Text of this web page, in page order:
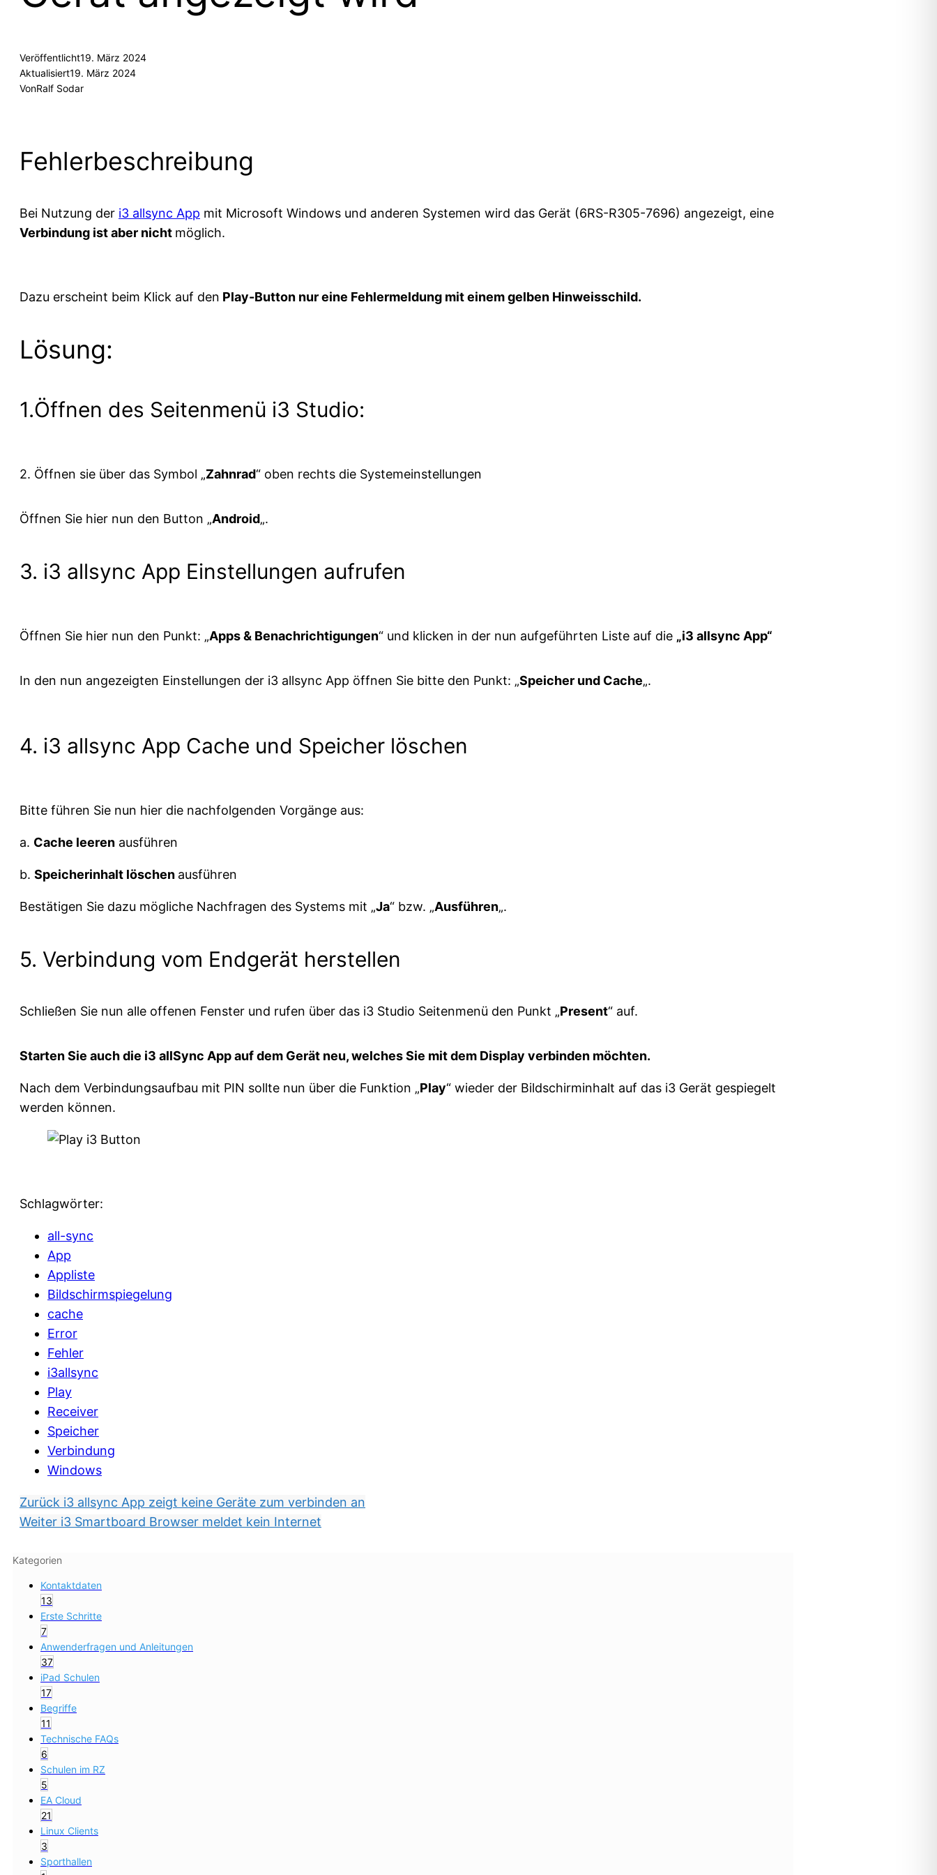
Veröffentlicht19. März 2024
Aktualisiert19. März 2024
VonRalf Sodar
Fehlerbeschreibung
Bei Nutzung der i3 allsync App mit Microsoft Windows und anderen Systemen wird das Gerät (6RS-R305-7696) angezeigt, eine
Verbindung ist aber nicht möglich.
Dazu erscheint beim Klick auf den Play-Button nur eine Fehlermeldung mit einem gelben Hinweisschild.
Lösung:
1.Öffnen des Seitenmenü i3 Studio:
2. Öffnen sie über das Symbol „Zahnrad“ oben rechts die Systemeinstellungen
Öffnen Sie hier nun den Button „Android„.
3. i3 allsync App Einstellungen aufrufen
Öffnen Sie hier nun den Punkt: „Apps & Benachrichtigungen“ und klicken in der nun aufgeführten Liste auf die „i3 allsync App“
In den nun angezeigten Einstellungen der i3 allsync App öffnen Sie bitte den Punkt: „Speicher und Cache„.
4. i3 allsync App Cache und Speicher löschen
Bitte führen Sie nun hier die nachfolgenden Vorgänge aus:
a. Cache leeren ausführen
b. Speicherinhalt löschen ausführen
Bestätigen Sie dazu mögliche Nachfragen des Systems mit „Ja“ bzw. „Ausführen„.
5. Verbindung vom Endgerät herstellen
Schließen Sie nun alle offenen Fenster und rufen über das i3 Studio Seitenmenü den Punkt „Present“ auf.
Starten Sie auch die i3 allSync App auf dem Gerät neu, welches Sie mit dem Display verbinden möchten.
Nach dem Verbindungsaufbau mit PIN sollte nun über die Funktion „Play“ wieder der Bildschirminhalt auf das i3 Gerät gespiegelt
werden können.
Schlagwörter:
all-sync
App
Appliste
Bildschirmspiegelung
cache
Error
Fehler
i3allsync
Play
Receiver
Speicher
Verbindung
Windows
Zurück i3 allsync App zeigt keine Geräte zum verbinden an
Weiter i3 Smartboard Browser meldet kein Internet
Kategorien
Kontaktdaten
13
Erste Schritte
7
Anwenderfragen und Anleitungen
37
iPad Schulen
17
Begriffe
11
Technische FAQs
6
Schulen im RZ
5
EA Cloud
21
Linux Clients
3
Sporthallen